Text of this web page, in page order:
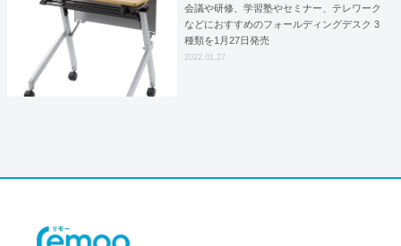
会議や研修、学習塾やセミナー、テレワーク
などにおすすめのフォールディングデスク 3
種類を1月27日発売
2022.01.27